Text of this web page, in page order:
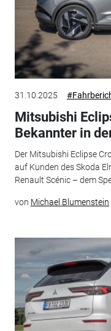
31.10.2025
Mitsubishi
Bekannter in
Der Mitsubishi Eclipse
auf Kunden des Skoda
Renault Scénic – dem
von Michael Blumenstein